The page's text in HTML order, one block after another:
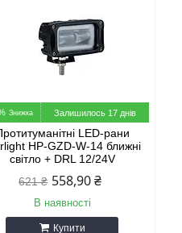
Залишилось 17 днів
LED-рани
HP-GZD-W-14 ближні
світло + DRL 12/24V
621 ₴ 558,90 ₴
В наявності
Купити